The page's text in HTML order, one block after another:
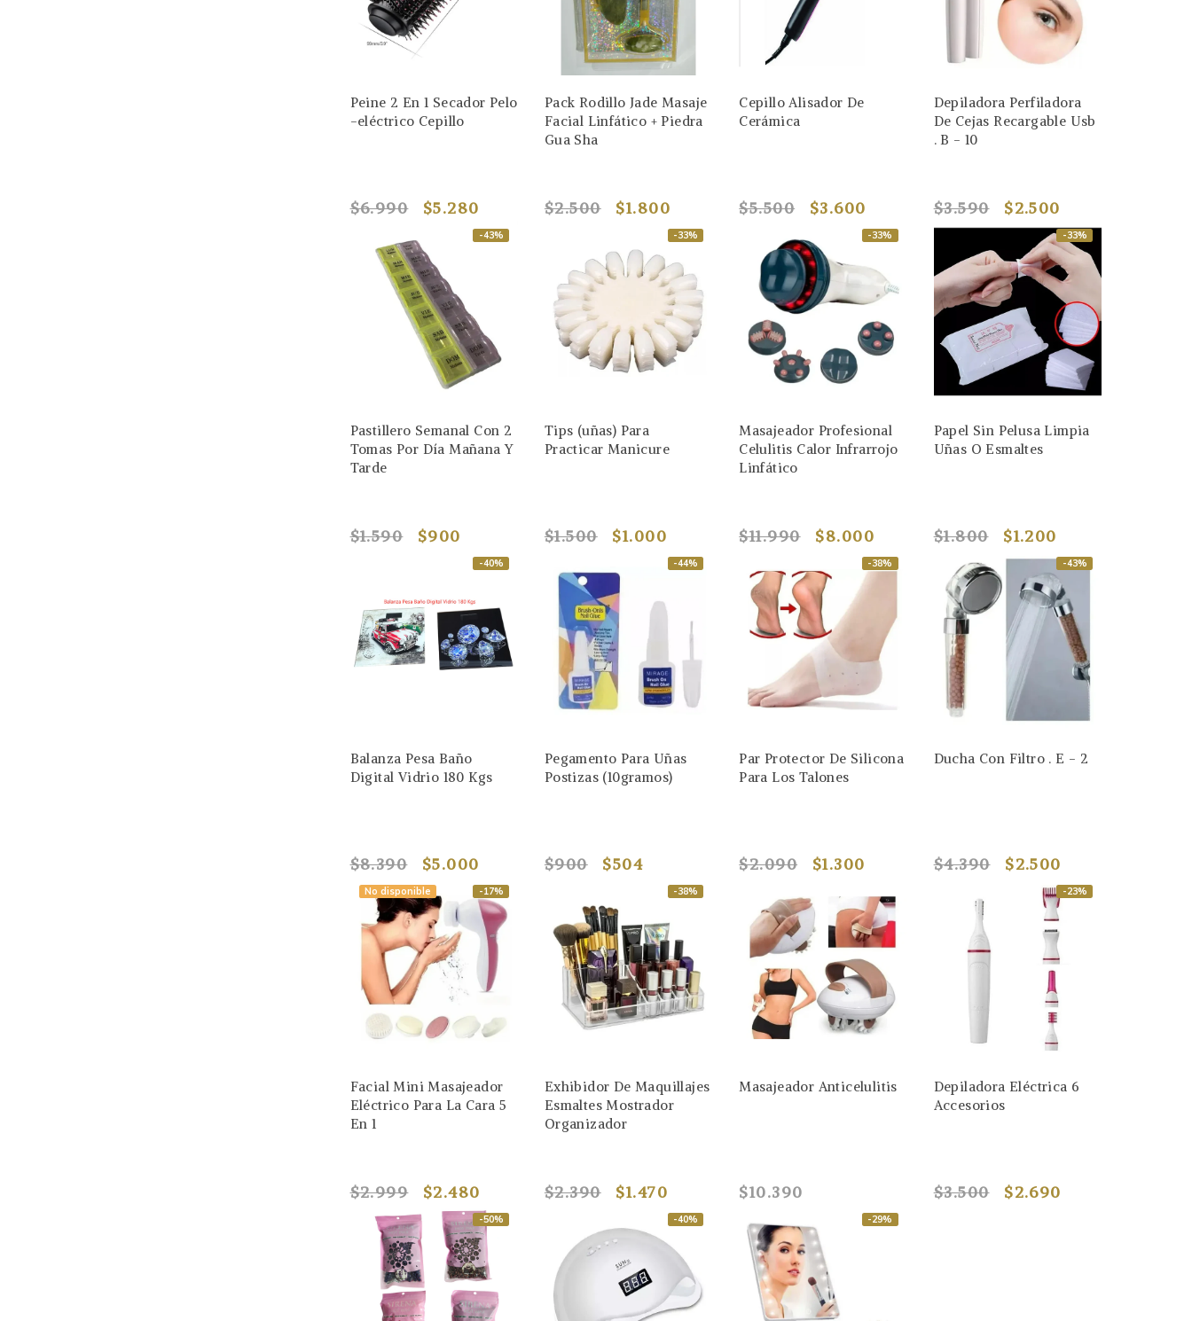
Peine 2 En 1 Secador Pelo
-eléctrico Cepillo
$6.990 $5.280
Pack Rodillo Jade Masaje
Facial Linfático + Piedra
Gua Sha
$2.500 $1.800
Cepillo Alisador De
Cerámica
$5.500 $3.600
Depiladora Perfiladora
De Cejas Recargable Usb
. B - 10
$3.590 $2.500
-43%
Pastillero Semanal Con 2
Tomas Por Día Mañana Y
Tarde
$1.590 $900
-33%
Tips (uñas) Para
Practicar Manicure
$1.500 $1.000
-33%
Masajeador Profesional
Celulitis Calor Infrarrojo
Linfático
$11.990 $8.000
-33%
Papel Sin Pelusa Limpia
Uñas O Esmaltes
$1.800 $1.200
-40%
Balanza Pesa Baño
Digital Vidrio 180 Kgs
$8.390 $5.000
-44%
Pegamento Para Uñas
Postizas (10gramos)
$900 $504
-38%
Par Protector De Silicona
Para Los Talones
$2.090 $1.300
-43%
Ducha Con Filtro . E - 2
$4.390 $2.500
No disponible -17%
Facial Mini Masajeador
Eléctrico Para La Cara 5
En 1
$2.999 $2.480
-38%
Exhibidor De Maquillajes
Esmaltes Mostrador
Organizador
$2.390 $1.470
Masajeador Anticelulitis
$10.390
-23%
Depiladora Eléctrica 6
Accesorios
$3.500 $2.690
-50% -40% -29%